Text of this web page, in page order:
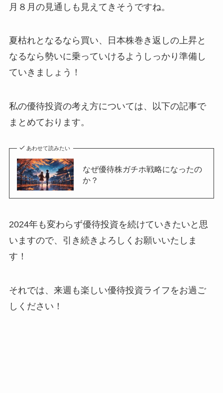
月８月の見通しも見えてきそうですね。
夏枯れとなるなら買い、日本株巻き返しの上昇と
なるなら勢いに乗っていけるようしっかり準備し
ていきましょう！
私の優待投資の考え方については、以下の記事で
まとめております。
あわせて読みたい
なぜ優待株ガチホ戦略になったの
か？
2024年も変わらず優待投資を続けていきたいと思
いますので、引き続きよろしくお願いいたしま
す！
それでは、来週も楽しい優待投資ライフをお過ご
しください！